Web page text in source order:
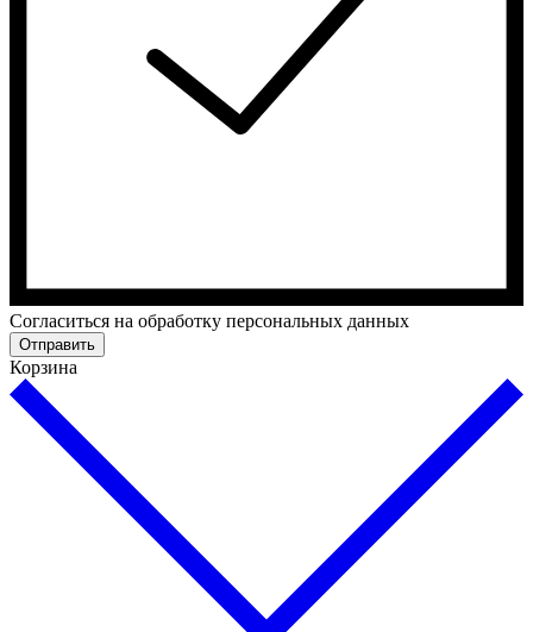
Cогласиться на обработку персональных данных
Отправить
Корзина